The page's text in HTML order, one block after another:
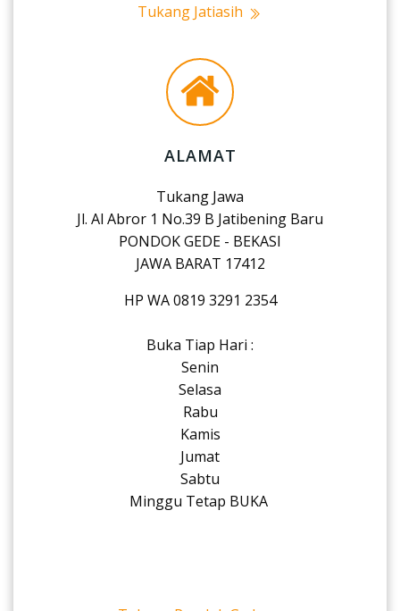
Tukang Jatiasih
ALAMAT
Tukang Jawa
Jl. Al Abror 1 No.39 B Jatibening Baru
PONDOK GEDE - BEKASI
JAWA BARAT 17412
HP WA 0819 3291 2354
Buka Tiap Hari :
Senin
Selasa
Rabu
Kamis
Jumat
Sabtu
Minggu Tetap BUKA